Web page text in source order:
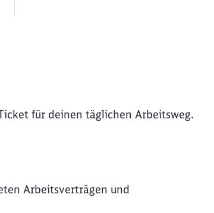
für deinen täglichen Arbeitsweg.
Arbeitsverträgen und